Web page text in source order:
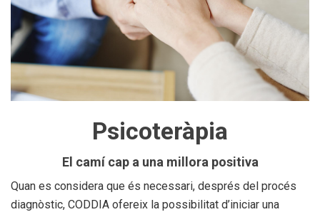
Psicoteràpia
El camí cap a una millora positiva
Quan es considera que és necessari, després del procés
diagnòstic, CODDIA ofereix la possibilitat d’iniciar una